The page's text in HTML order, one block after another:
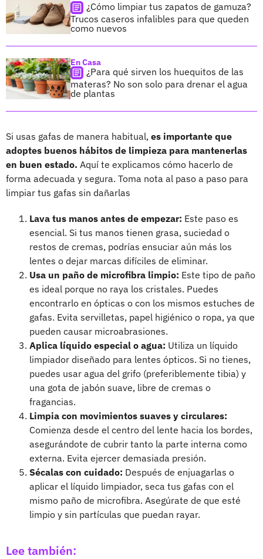
¿Cómo limpiar tus zapatos de gamuza?
Trucos caseros infalibles para que queden
como nuevos
En Casa
¿Para qué sirven los huequitos de las
materas? No son solo para drenar el agua
de plantas
Si usas gafas de manera habitual, es importante que
adoptes buenos hábitos de limpieza para mantenerlas
en buen estado. Aquí te explicamos cómo hacerlo de
forma adecuada y segura. Toma nota al paso a paso para
limpiar tus gafas sin dañarlas
Lava tus manos antes de empezar: Este paso es
esencial. Si tus manos tienen grasa, suciedad o
restos de cremas, podrías ensuciar aún más los
lentes o dejar marcas difíciles de eliminar.
Usa un paño de microfibra limpio: Este tipo de paño
es ideal porque no raya los cristales. Puedes
encontrarlo en ópticas o con los mismos estuches de
gafas. Evita servilletas, papel higiénico o ropa, ya que
pueden causar microabrasiones.
Aplica líquido especial o agua: Utiliza un líquido
limpiador diseñado para lentes ópticos. Si no tienes,
puedes usar agua del grifo (preferiblemente tibia) y
una gota de jabón suave, libre de cremas o
fragancias.
Limpia con movimientos suaves y circulares:
Comienza desde el centro del lente hacia los bordes,
asegurándote de cubrir tanto la parte interna como
externa. Evita ejercer demasiada presión.
Sécalas con cuidado: Después de enjuagarlas o
aplicar el líquido limpiador, seca tus gafas con el
mismo paño de microfibra. Asegúrate de que esté
limpio y sin partículas que puedan rayar.
Lee también: